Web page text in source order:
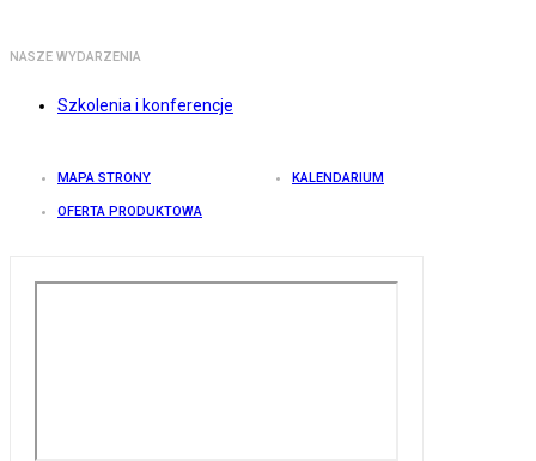
NASZE WYDARZENIA
Szkolenia i konferencje
MAPA STRONY KALENDARIUM
OFERTA PRODUKTOWA